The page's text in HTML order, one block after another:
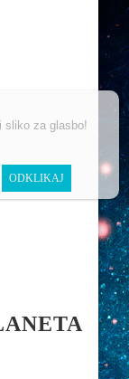
sliko za glasbo!